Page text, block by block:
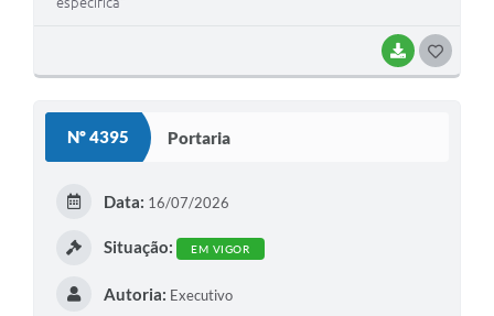
BAIXAR
Nº 4395 Portaria
Data: 16/07/2026
Situação: EM VIGOR
Autoria: Executivo